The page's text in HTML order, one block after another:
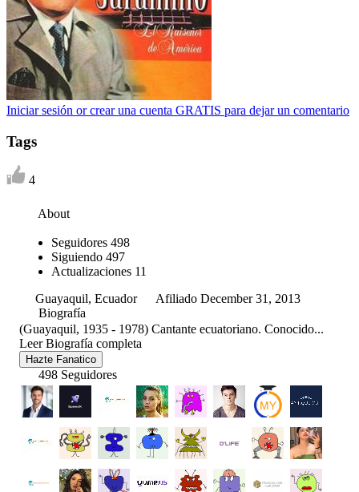
Iniciar sesión or crear una cuenta GRATIS para dejar un comentario
Tags
4
About
Seguidores 498
Siguiendo 497
Actualizaciones 11
Guayaquil, Ecuador
Afiliado December 31, 2013
Biografía
(Guayaquil, 1935 - 1978) Cantante ecuatoriano. Conocido...
Leer Biografía completa
Hazte Fanatico
498 Seguidores